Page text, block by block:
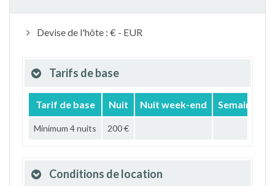
Devise de l'hôte : € - EUR
Tarifs de base
Tarif de base Nuit Nuit week-end Semaine
Minimum 4 nuits 200 €
Conditions de location